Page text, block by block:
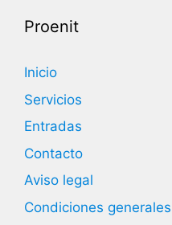
Proenit
Inicio
Servicios
Entradas
Contacto
Aviso legal
Condiciones generales